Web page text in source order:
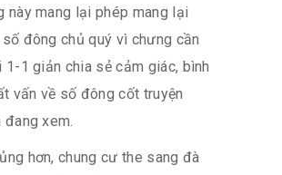
này mang lại phép mang lại
số đông chủ quý vì chưng cần
1-1 giản chia sẻ cảm giác, bình
vấn về số đông cốt truyện
đang xem.
hơn, chung cư the sang đà